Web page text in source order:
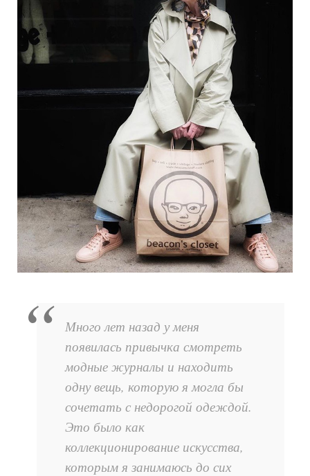
Много лет назад у меня
появилась привычка смотреть
модные журналы и находить
одну вещь, которую я могла бы
сочетать с недорогой одеждой.
Это было как
коллекционирование искусства,
которым я занимаюсь до сих